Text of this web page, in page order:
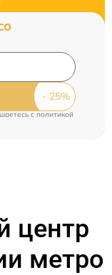
cполитикой
центр
метро